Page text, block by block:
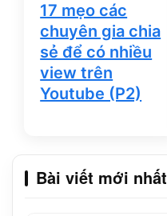
17 mẹo các
chuyên gia chia
sẻ để có nhiều
view trên
Youtube (P2)
Bài viết mới nhất